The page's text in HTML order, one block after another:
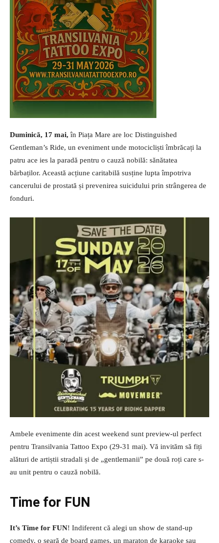
Duminică, 17 mai,în Piața Mare are loc Distinguished
Gentleman’s Ride, un eveniment unde motocicliști îmbrăcați la
patru ace ies la paradă pentru o cauză nobilă: sănătatea
bărbaților. Această acțiune caritabilă susține lupta împotriva
cancerului de prostată și prevenirea suicidului prin strângerea de
fonduri.
Ambele evenimente din acest weekend sunt preview-ul perfect
pentru Transilvania Tattoo Expo (29-31 mai). Vă invităm să fiți
alături de artiștii stradali și de „gentlemanii” pe două roți care s-
au unit pentru o cauză nobilă.
Time for FUN
It’s Time for FUN! Indiferent că alegi un show de stand-up
comedy, o seară de board games, un maraton de karaoke sau